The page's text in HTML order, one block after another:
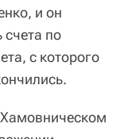
и он
по
с которого